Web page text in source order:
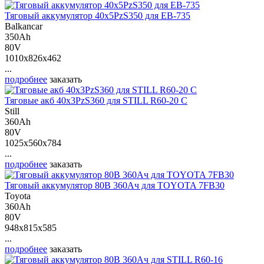
Тяговый аккумулятор 40х5PzS350 для ЕВ-735
Balkancar
350Ah
80V
1010x826x462
...
подробнее заказать
Тяговые акб 40х3PzS360 для STILL R60-20 C
Still
360Ah
80V
1025x560x784
...
подробнее заказать
Тяговый аккумулятор 80В 360Ач для TOYOTA 7FB30
Toyota
360Ah
80V
948x815x585
...
подробнее заказать